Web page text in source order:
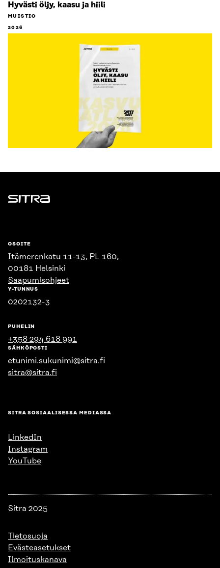
Hyvästi öljy, kaasu ja hiili
MUISTIO
2026
Sitra
OSOITE
Itämerenkatu 11-13, PL 160,
00181 Helsinki
Saapumisohjeet
Y-TUNNUS
0202132-3
PUHELIN
+358 294 618 991
SÄHKÖPOSTI
etunimi.sukunimi@sitra.fi
sitra@sitra.fi
SITRA SOSIAALISESSA MEDIASSA
LinkedIn
Instagram
YouTube
Sitra 2025
Tietosuoja
Evästeasetukset
Ilmoituskanava